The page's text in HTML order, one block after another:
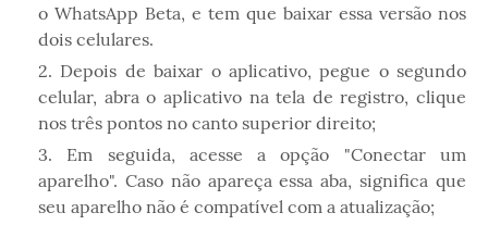
o WhatsApp Beta, e tem que baixar essa versão nos
dois celulares.
Depois de baixar o aplicativo, pegue o segundo
celular, abra o aplicativo na tela de registro, clique
nos três pontos no canto superior direito;
Em seguida, acesse a opção "Conectar um
aparelho". Caso não apareça essa aba, significa que
seu aparelho não é compatível com a atualização;